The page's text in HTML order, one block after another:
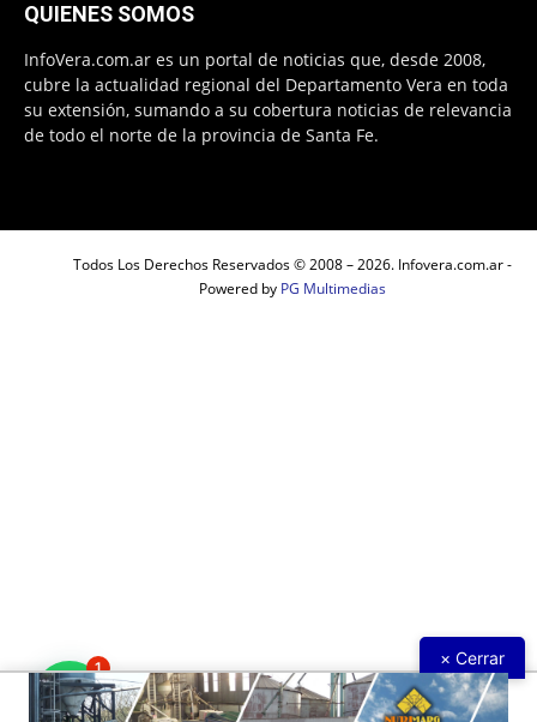
QUIENES SOMOS
InfoVera.com.ar es un portal de noticias que, desde 2008,
cubre la actualidad regional del Departamento Vera en toda
su extensión, sumando a su cobertura noticias de relevancia
de todo el norte de la provincia de Santa Fe.
Todos Los Derechos Reservados © 2008 – 2026. Infovera.com.ar -
Powered by PG Multimedias
× Cerrar
1